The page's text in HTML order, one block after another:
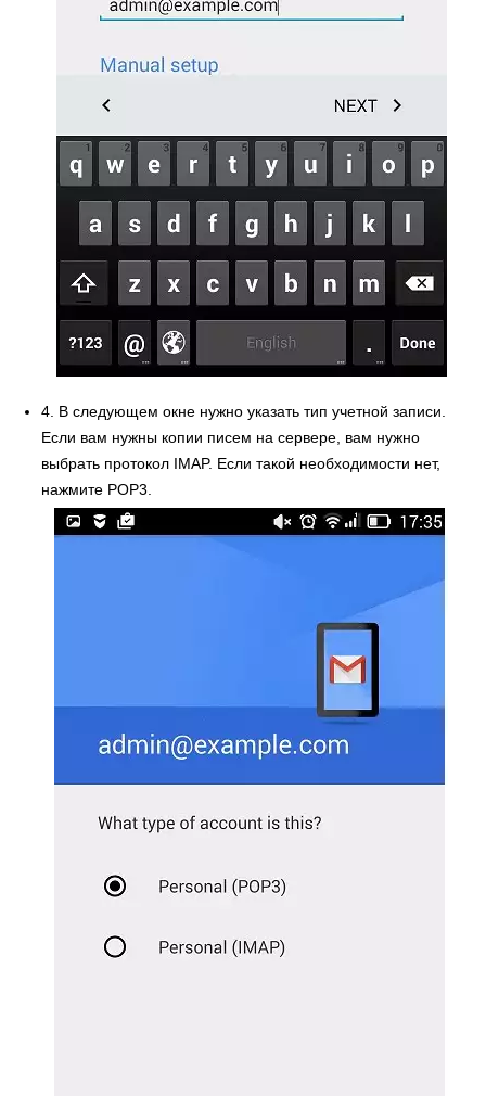
4. В следующем окне нужно указать тип учетной записи.
Если вам нужны копии писем на сервере, вам нужно
выбрать протокол IMAP. Если такой необходимости нет,
нажмите POP3.